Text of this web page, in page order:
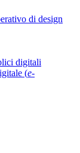
di design
digitali
(e-